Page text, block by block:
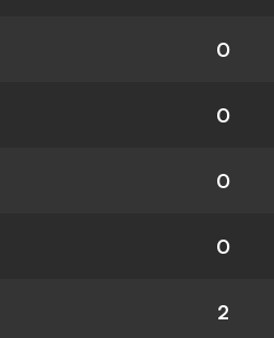
0
0
0
0
2